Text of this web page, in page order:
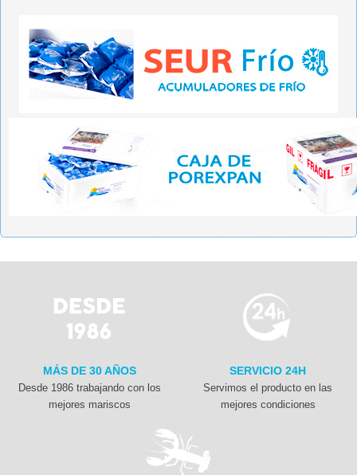
MÁS DE 30 AÑOS
Desde 1986 trabajando con los
mejores mariscos
SERVICIO 24H
Servimos el producto en las
mejores condiciones